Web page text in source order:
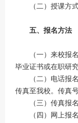
（二）授课方式
五、报名方法
（一）来校报名
毕业证书或在职研
（二）电话报名
传真至我校。 传真
（三）传真报名
（四）网上报名